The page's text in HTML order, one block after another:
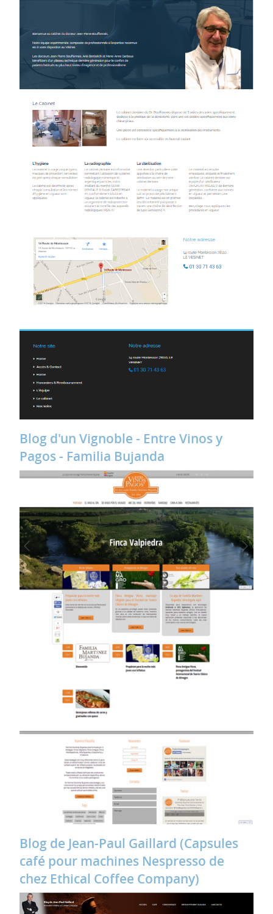
Blog d'un Vignoble - Entre Vinos y
Pagos - Familia Bujanda
Blog de Jean-Paul Gaillard (Capsules
café pour machines Nespresso de
chez Ethical Coffee Company)